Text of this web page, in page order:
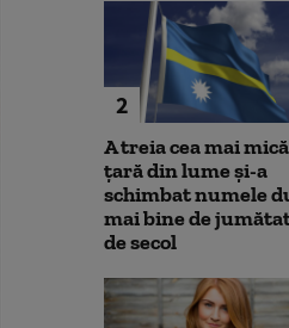
2
A treia cea mai mică
țară din lume și-a
schimbat numele
mai bine de
de secol